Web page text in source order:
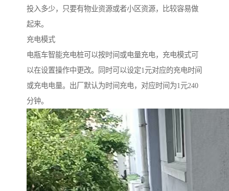
投入多少，只要有物业资源或者小区资源，比较容易做
起来。
充电模式
电瓶车智能充电桩可以按时间或电量充电，充电模式可
以在设置操作中更改。同时可以设定1元对应的充电时间
或充电电量。出厂默认为时间充电，对应时间为1元240
分钟。